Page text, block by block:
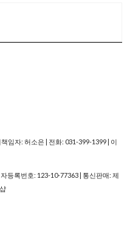
임자: 허소은 | 전화: 031-399-1399 | 이
등록번호: 123-10-77363 | 통신판매: 제